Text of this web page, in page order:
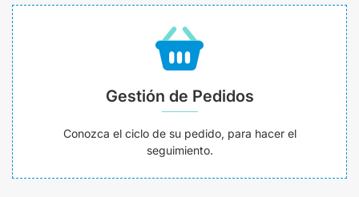
Gestión de Pedidos
Conozca el ciclo de su pedido, para hacer el
seguimiento.